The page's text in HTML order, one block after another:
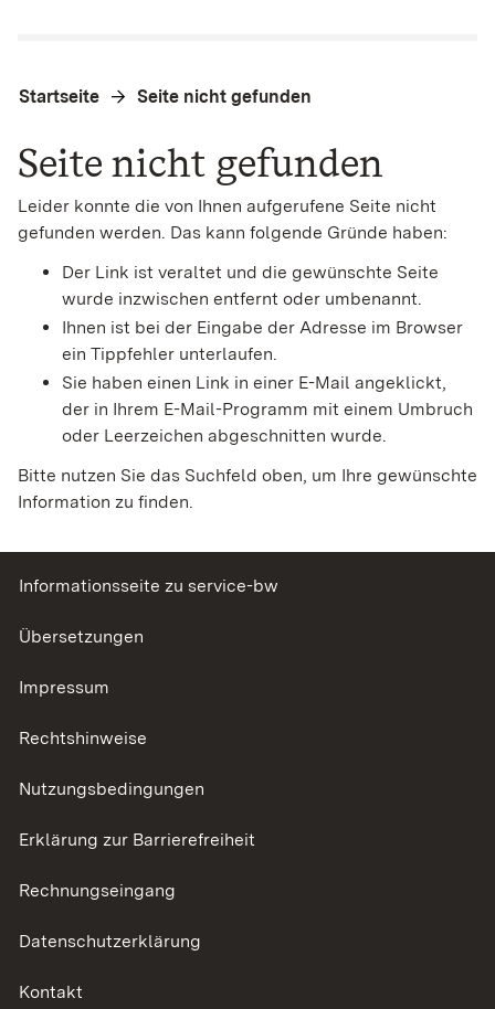
Startseite Seite nicht gefunden
Seite nicht gefunden
Leider konnte die von Ihnen aufgerufene Seite nicht
gefunden werden. Das kann folgende Gründe haben:
Der Link ist veraltet und die gewünschte Seite
wurde inzwischen entfernt oder umbenannt.
Ihnen ist bei der Eingabe der Adresse im Browser
ein Tippfehler unterlaufen.
Sie haben einen Link in einer E-Mail angeklickt,
der in Ihrem E-Mail-Programm mit einem Umbruch
oder Leerzeichen abgeschnitten wurde.
Bitte nutzen Sie das Suchfeld oben, um Ihre gewünschte
Information zu finden.
Informationsseite zu service-bw
Übersetzungen
Impressum
Rechtshinweise
Nutzungsbedingungen
Erklärung zur Barrierefreiheit
Rechnungseingang
Datenschutzerklärung
Kontakt